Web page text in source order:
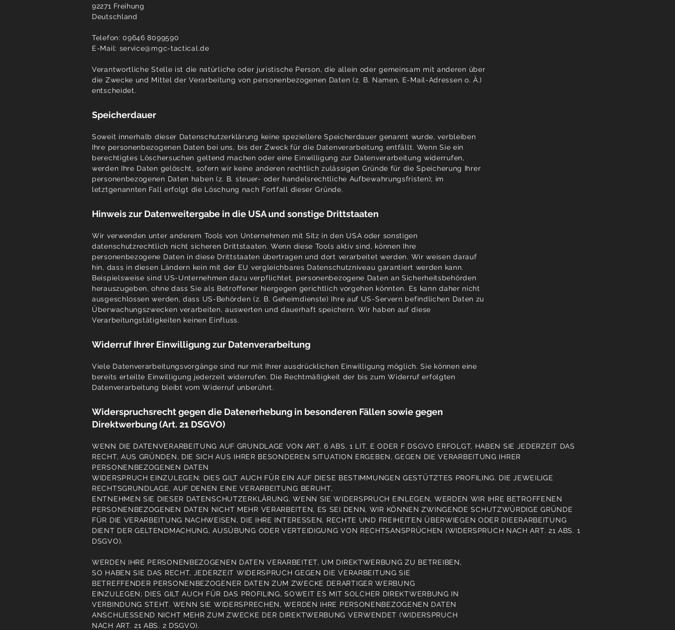
92271 Freihung
Deutschland
Telefon: 09646 8099590
E-Mail: service@mgc-tactical.de
Verantwortliche Stelle ist die natürliche oder juristische Person, die allein oder gemeinsam mit anderen über
die Zwecke und Mittel der Verarbeitung von personenbezogenen Daten (z. B. Namen, E-Mail-Adressen o. Ä.)
entscheidet.
Speicherdauer
Soweit innerhalb dieser Datenschutzerklärung keine speziellere Speicherdauer genannt wurde, verbleiben
Ihre personenbezogenen Daten bei uns, bis der Zweck für die Datenverarbeitung entfällt. Wenn Sie ein
berechtigtes Löschersuchen geltend machen oder eine Einwilligung zur Datenverarbeitung widerrufen,
werden Ihre Daten gelöscht, sofern wir keine anderen rechtlich zulässigen Gründe für die Speicherung Ihrer
personenbezogenen Daten haben (z. B. steuer- oder handelsrechtliche Aufbewahrungsfristen); im
letztgenannten Fall erfolgt die Löschung nach Fortfall dieser Gründe.
Hinweis zur Datenweitergabe in die USA und sonstige Drittstaaten
Wir verwenden unter anderem Tools von Unternehmen mit Sitz in den USA oder sonstigen
datenschutzrechtlich nicht sicheren Drittstaaten. Wenn diese Tools aktiv sind, können Ihre
personenbezogene Daten in diese Drittstaaten übertragen und dort verarbeitet werden. Wir weisen darauf
hin, dass in diesen Ländern kein mit der EU vergleichbares Datenschutzniveau garantiert werden kann.
Beispielsweise sind US-Unternehmen dazu verpflichtet, personenbezogene Daten an Sicherheitsbehörden
herauszugeben, ohne dass Sie als Betroffener hiergegen gerichtlich vorgehen könnten. Es kann daher nicht
ausgeschlossen werden, dass US-Behörden (z. B. Geheimdienste) Ihre auf US-Servern befindlichen Daten zu
Überwachungszwecken verarbeiten, auswerten und dauerhaft speichern. Wir haben auf diese
Verarbeitungstätigkeiten keinen Einfluss.
Widerruf Ihrer Einwilligung zur Datenverarbeitung
Viele Datenverarbeitungsvorgänge sind nur mit Ihrer ausdrücklichen Einwilligung möglich. Sie können eine
bereits erteilte Einwilligung jederzeit widerrufen. Die Rechtmäßigkeit der bis zum Widerruf erfolgten
Datenverarbeitung bleibt vom Widerruf unberührt.
Widerspruchsrecht gegen die Datenerhebung in besonderen Fällen sowie gegen
Direktwerbung (Art. 21 DSGVO)
WENN DIE DATENVERARBEITUNG AUF GRUNDLAGE VON ART. 6 ABS. 1 LIT. E ODER F DSGVO ERFOLGT, HABEN SIE JEDERZEIT DAS
RECHT, AUS GRÜNDEN, DIE SICH AUS IHRER BESONDEREN SITUATION ERGEBEN, GEGEN DIE VERARBEITUNG IHRER
PERSONENBEZOGENEN DATEN
WIDERSPRUCH EINZULEGEN; DIES GILT AUCH FÜR EIN AUF DIESE BESTIMMUNGEN GESTÜTZTES PROFILING. DIE JEWEILIGE
RECHTSGRUNDLAGE, AUF DENEN EINE VERARBEITUNG BERUHT,
ENTNEHMEN SIE DIESER DATENSCHUTZERKLÄRUNG. WENN SIE WIDERSPRUCH EINLEGEN, WERDEN WIR IHRE BETROFFENEN
PERSONENBEZOGENEN DATEN NICHT MEHR VERARBEITEN, ES SEI DENN, WIR KÖNNEN ZWINGENDE SCHUTZWÜRDIGE GRÜNDE
FÜR DIE VERARBEITUNG NACHWEISEN, DIE IHRE INTERESSEN, RECHTE UND FREIHEITEN ÜBERWIEGEN ODER DIEERARBEITUNG
DIENT DER GELTENDMACHUNG, AUSÜBUNG ODER VERTEIDIGUNG VON RECHTSANSPRÜCHEN (WIDERSPRUCH NACH ART. 21 ABS. 1
DSGVO).
WERDEN IHRE PERSONENBEZOGENEN DATEN VERARBEITET, UM DIREKTWERBUNG ZU BETREIBEN,
SO HABEN SIE DAS RECHT, JEDERZEIT WIDERSPRUCH GEGEN DIE VERARBEITUNG SIE
BETREFFENDER PERSONENBEZOGENER DATEN ZUM ZWECKE DERARTIGER WERBUNG
EINZULEGEN; DIES GILT AUCH FÜR DAS PROFILING, SOWEIT ES MIT SOLCHER DIREKTWERBUNG IN
VERBINDUNG STEHT. WENN SIE WIDERSPRECHEN, WERDEN IHRE PERSONENBEZOGENEN DATEN
ANSCHLIESSEND NICHT MEHR ZUM ZWECKE DER DIREKTWERBUNG VERWENDET (WIDERSPRUCH
NACH ART. 21 ABS. 2 DSGVO).